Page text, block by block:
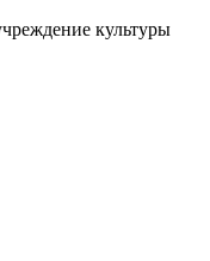
культуры